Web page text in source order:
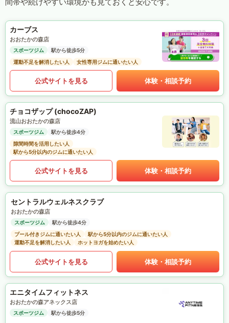
間帯や続けやすい環境かも見ておくと安心です。
カーブス
おおたかの森店
スポーツジム
駅から徒歩5分
運動不足を解消したい人
女性専用ジムに通いたい人
公式サイトを見る 体験・相談予約
チョコザップ (chocoZAP)
流山おおたかの森店
スポーツジム
駅から徒歩4分
隙間時間を活用したい人
駅から5分以内のジムに通いたい人
公式サイトを見る 体験・相談予約
セントラルウェルネスクラブ
おおたかの森店
スポーツジム
駅から徒歩4分
プール付きジムに通いたい人
駅から5分以内のジムに通いたい人
運動不足を解消したい人
ホットヨガを始めたい人
公式サイトを見る 体験・相談予約
エニタイムフィットネス
おおたかの森アネックス店
スポーツジム 駅から徒歩5分